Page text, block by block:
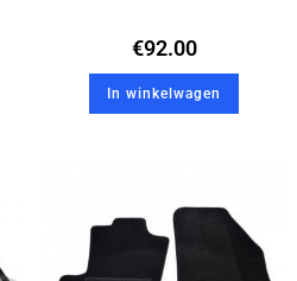
€92.00
In winkelwagen